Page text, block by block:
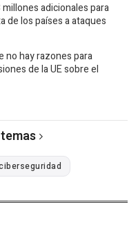
adicionales para
de los países a ataques
no hay razones para
de la UE sobre el